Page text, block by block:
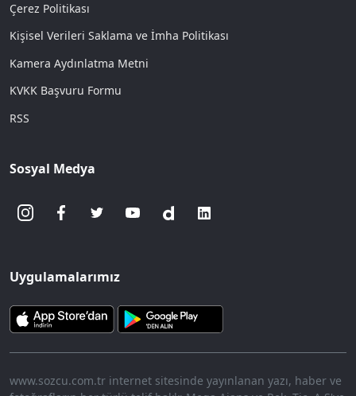
Çerez Politikası
Kişisel Verileri Saklama ve İmha Politikası
Kamera Aydınlatma Metni
KVKK Başvuru Formu
RSS
Sosyal Medya
Uygulamalarımız
www.sozcu.com.tr internet sitesinde yayınlanan yazı, haber ve